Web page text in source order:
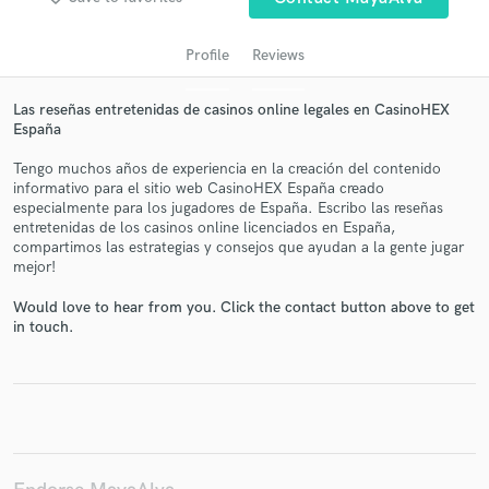
Profile Reviews
Las reseñas entretenidas de casinos online legales en CasinoHEX
España
Tengo muchos años de experiencia en la creación del contenido
informativo para el sitio web CasinoHEX España creado
especialmente para los jugadores de España. Escribo las reseñas
entretenidas de los casinos online licenciados en España,
compartimos las estrategias y consejos que ayudan a la gente jugar
mejor!
Would love to hear from you. Click the contact button above to get
in touch.
Get Free Proposals
in a flash.